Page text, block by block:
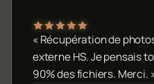
« Récupération de
externe HS. Je pensais
90% des fichiers. Merci.